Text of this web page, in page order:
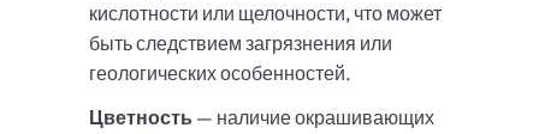
кислотности или щелочности, что может
быть следствием загрязнения или
геологических особенностей.
Цветность — наличие окрашивающих